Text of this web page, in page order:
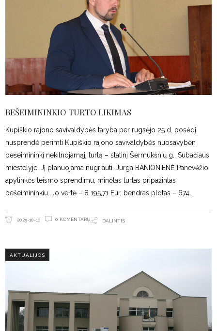
BEŠEIMININKIO TURTO LIKIMAS
Kupiškio rajono savivaldybės taryba per rugsėjo 25 d. posėdį
nusprendė perimti Kupiškio rajono savivaldybės nuosavybėn
bešeimininkį nekilnojamąjį turtą – statinį Šermukšnių g., Subačiaus
miestelyje. Jį planuojama nugriauti. Jurga BANIONIENĖ Panevėžio
apylinkės teismo sprendimu, minėtas turtas pripažintas
bešeimininkiu. Jo vertė – 8 195,71 Eur, bendras plotas – 674
2025-10-10 0 KOMENTARŲ DALINTIS
AKTUALIJOS